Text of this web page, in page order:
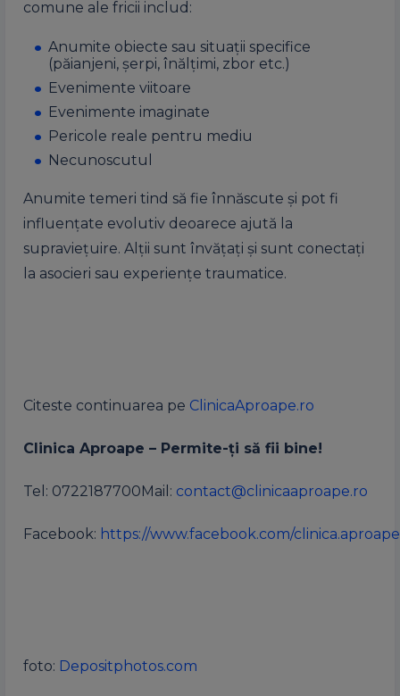
comune ale fricii includ:
Anumite obiecte sau situații specifice
(păianjeni, șerpi, înălțimi, zbor etc.)
Evenimente viitoare
Evenimente imaginate
Pericole reale pentru mediu
Necunoscutul
Anumite temeri tind să fie înnăscute și pot fi
influențate evolutiv deoarece ajută la
supraviețuire. Alții sunt învățați și sunt conectați
la asocieri sau experiențe traumatice.
Citeste continuarea pe ClinicaAproape.ro
Clinica Aproape – Permite-ți să fii bine!
Tel: 0722187700Mail: contact@clinicaaproape.ro
Facebook: https://www.facebook.com/clinica.aproape
foto: Depositphotos.com